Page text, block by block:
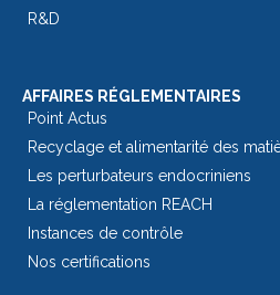
R&D
AFFAIRES RÉGLEMENTAIRES
Point Actus
Recyclage et alimentarité des
Les perturbateurs endocriniens
La réglementation REACH
Instances de contrôle
Nos certifications